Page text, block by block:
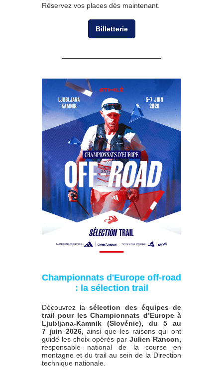
Réservez vos places dès maintenant.
Billetterie
Championnats d'Europe off-road
: la sélection trail
Découvrez lasélection des équipes de
trail pour les Championnats d’Europe à
Ljubljana-Kamnik (Slovénie), du 5 au
7 juin 2026, ainsi que les raisons qui ont
guidé les choix opérés par Julien Rancon,
responsable national de la course en
montagne et du trail au sein de la Direction
technique nationale.